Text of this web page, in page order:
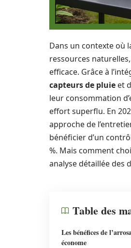
Dans un contexte où
ressources
efficace. Grâce à
capteurs de pluie et
leur consommation
effort superflu. En
approche de
bénéficier d’un
%. Mais comment
analyse détaillée des
Table des
Les bénéfices de
économe